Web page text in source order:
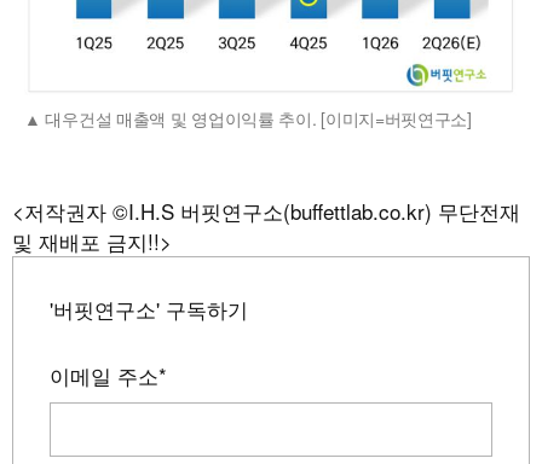
대우건설 매출액 및 영업이익률 추이. [이미지=버핏연구소]
<저작권자 ©I.H.S 버핏연구소(buffettlab.co.kr) 무단전재
및 재배포 금지!!>
'버핏연구소' 구독하기
이메일 주소*